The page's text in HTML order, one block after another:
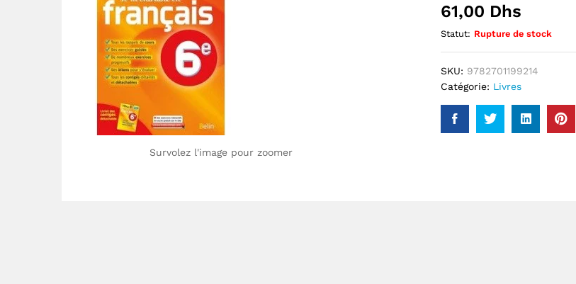
Survolez l'image pour zoomer
61,00 Dhs
Statut: Rupture de stock
SKU: 9782701199214
Catégorie: Livres